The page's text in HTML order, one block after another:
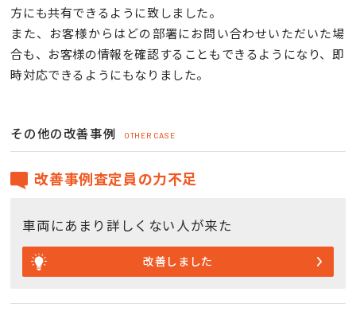
方にも共有できるように致しました。
また、お客様からはどの部署にお問い合わせいただいた場
合も、お客様の情報を確認することもできるようになり、即
時対応できるようにもなりました。
その他の改善事例 OTHER CASE
改善事例査定員の力不足
車両にあまり詳しくない人が来た
改善しました